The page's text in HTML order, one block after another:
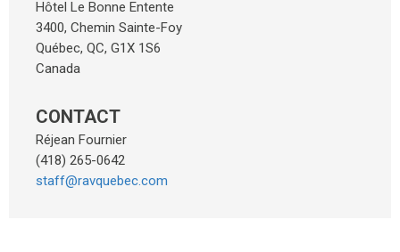
Hôtel Le Bonne Entente
3400, Chemin Sainte-Foy
Québec, QC, G1X 1S6
Canada
CONTACT
Réjean Fournier
(418) 265-0642
staff@ravquebec.com